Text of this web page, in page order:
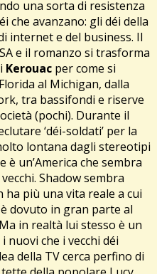
una sorta di resistenza
che avanzano: gli déi della
internet e del business. Il
e il romanzo si trasforma
Kerouac per come si
al Michigan, dalla
tra bassifondi e riserve
(pochi). Durante il
‘déi-soldati’ per la
lontana dagli stereotipi
un’America che sembra
Shadow sembra
più una vita reale a cui
dovuto in gran parte al
in realtà lui stesso è un
nuovi che i vecchi déi
della TV cerca perfino di